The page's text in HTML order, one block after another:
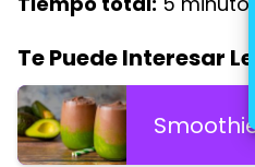
Te Puede Interesar